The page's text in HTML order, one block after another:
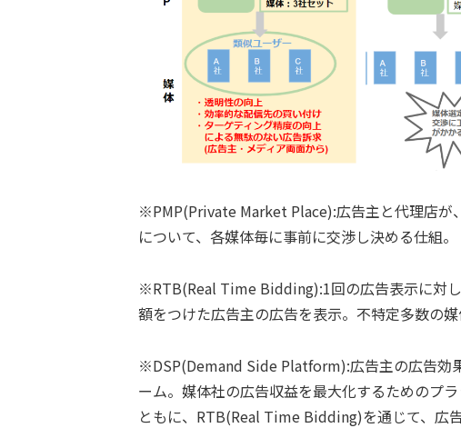
※PMP(Private Market Place):広告主と代理店が
について、各媒体毎に事前に交渉し決める仕組。
※RTB(Real Time Bidding):1回の広告表示に対
額をつけた広告主の広告を表示。不特定多数の媒
※DSP(Demand Side Platform):広告主の広告効
ーム。媒体社の広告収益を最大化するためのプ
ともに、RTB(Real Time Bidding)を通じて、広